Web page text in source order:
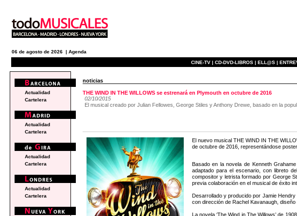
06 de agosto de 2026 | Agenda
CINE-TV | CD-DVD-LIBROS | ELL@S |
noticias
THE WIND IN THE WILLOWS se estrenará en Plymouth en octubre de 2016
02/10/2015
El musical creado por Julian Fellowes, George Stiles y Anthony Drewe, basado en la
El nuevo musical THE WIND IN THE
de octubre de 2016, representándose
Basado en la novela de Kenneth
adaptado para el escenario, con libreto
compositor y letrista formado por George
previa colaboración en el musical de éxito
Desarrollado y producido por Jamie
con dirección de Rachel Kavanaugh,
La novela ‘The Wind in The Willows’ de
Actualidad
Cartelera
Actualidad
Cartelera
Actualidad
Cartelera
Actualidad
Cartelera